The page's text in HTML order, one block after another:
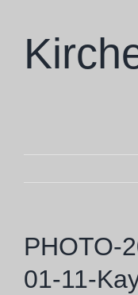
springen
PHOTO-
01-11-